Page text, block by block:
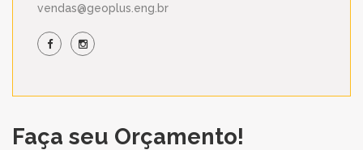
vendas@geoplus.eng.br
Faça seu Orçamento!